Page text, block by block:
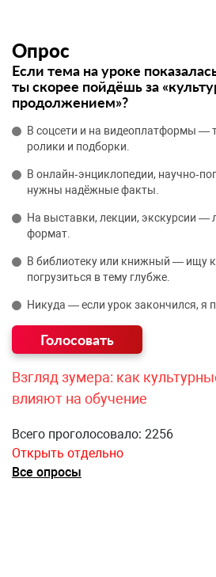
Опрос
Если тема на уроке
ты скорее пойдёшь за
продолжением»?
В соцсети и на видеоплатформы —
ролики и подборки.
В онлайн‑энциклопедии,
нужны надёжные факты.
На выставки, лекции, экскурсии
формат.
В библиотеку или книжный — ищу
погрузиться в тему глубже.
Никуда — если урок закончился, я
Взгляд зумера: как
влияют на обучение
Всего проголосовало: 2256
Открыть отдельно
Все опросы